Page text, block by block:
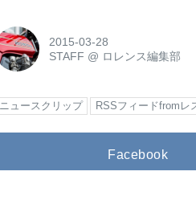
2015-03-28
STAFF @ ロレンス編集部
ニュースクリップ RSSフィードfromレ
Facebook